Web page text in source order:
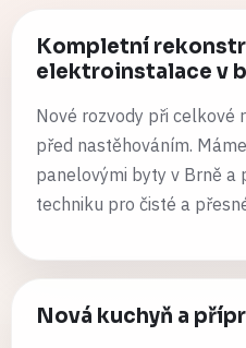
Kompletní
elektroinstalace v
Nové rozvody při celkové
před nastěhováním.
panelovými byty v Brně a
techniku pro čisté a
Nová kuchyň a